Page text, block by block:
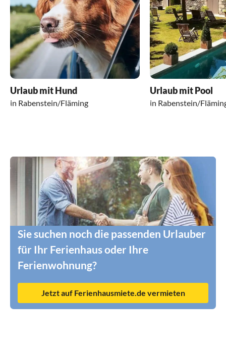
Urlaub mit Hund
in Rabenstein/Fläming
Urlaub mit Pool
in Rabenstein/
Sie suchen noch die passenden Urlauber
für Ihr Ferienhaus oder Ihre
Ferienwohnung?
Jetzt auf Ferienhausmiete.de vermieten